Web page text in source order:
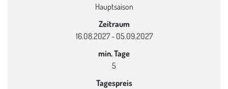
Hauptsaison
Zeitraum
16.08.2027 - 05.09.2027
min. Tage
5
Tagespreis